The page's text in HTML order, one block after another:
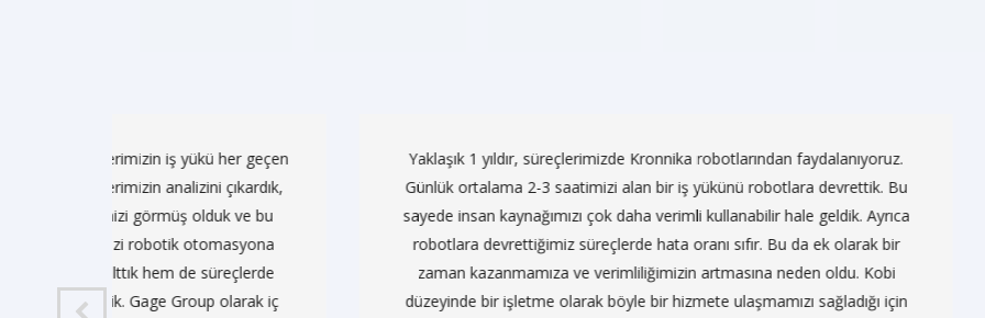
Yaklaşık 1 yıldır, süreçlerimizde Kronnika robotlarından faydalanıyoruz.
Günlük ortalama 2-3 saatimizi alan bir iş yükünü robotlara devrettik. Bu
sayede insan kaynağımızı çok daha verimli kullanabilir hale geldik. Ayrıca
robotlara devrettiğimiz süreçlerde hata oranı sıfır. Bu da ek olarak bir
zaman kazanmamıza ve verimliliğimizin artmasına neden oldu. Kobi
düzeyinde bir işletme olarak böyle bir hizmete ulaşmamızı sağladığı için
Canlı Otomotiv olarak
Çalışanlarımızı yoran
ararken Kronnika ile
süreç operasyonları
süreçlerdeki dikkat
çalışanlarımızın iş